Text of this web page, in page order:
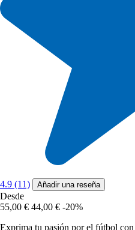
4.9 (11) Añadir una reseña
Desde
55,00 € 44,00 € -20%
Exprima tu pasión por el fútbol